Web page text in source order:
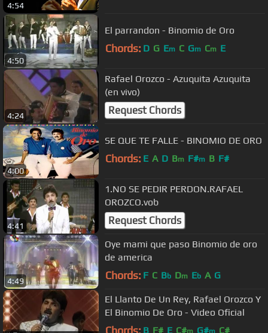
4:54
4:50
El parrandon - Binomio de Oro
Chords: D G Em C Gm Cm E
4:24
Rafael Orozco - Azuquita Azuquita
(en vivo)
Request Chords
4:00
SE QUE TE FALLE - BINOMIO DE ORO
Chords: E A D Bm F#m B F#
4:41
1.NO SE PEDIR PERDON.RAFAEL
OROZCO.vob
Request Chords
4:49
Oye mami que paso Binomio de oro
de america
Chords: F C Bb Dm Eb A G
El Llanto De Un Rey, Rafael Orozco Y
El Binomio De Oro - Video Oficial
Chords: B F# E C#m G#m C#